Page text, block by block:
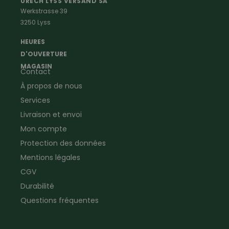
Vêtements de menuisier
Vêtements d'ouvrier
Ramoneur
Vêtements de signalisation
Jardinage
Plombier
Electricien
Vêtements d'entreprise
Werkstrasse 39
3250 Lyss
HEURES
D'OUVERTURE
MAGASIN
Contact
À propos de nous
Services
Livraison et envoi
Mon compte
Protection des données
Mentions légales
CGV
Durabilité
Questions fréquentes